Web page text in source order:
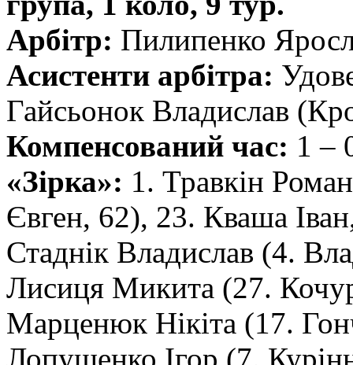
Арбітр: Пилипенко
Асистенти арбітра:
Гайсьонок Владислав
Компенсований час: 1 –
«Зірка»: 1. Травкін
Євген, 62), 23. Кваша
Стаднік Владислав (4.
Лисиця Микита (27.
Марценюк Нікіта (17.
Лопушенко Ігор (7.